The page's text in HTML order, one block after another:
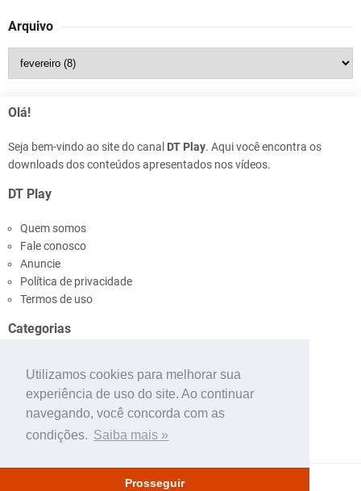
Utilizamos cookies para melhorar sua
experiência de uso do site. Ao continuar
navegando, você concorda com as
condições. Saiba mais »
Prosseguir
Arquivo
Olá!
Seja bem-vindo ao site do canal DT Play. Aqui você encontra os
downloads dos conteúdos apresentados nos vídeos.
DT Play
Quem somos
Fale conosco
Anuncie
Política de privacidade
Termos de uso
Categorias
Pinturas
Mapas
Tutoriais
Outros
2026DT Play. Todos os direitos reservados.